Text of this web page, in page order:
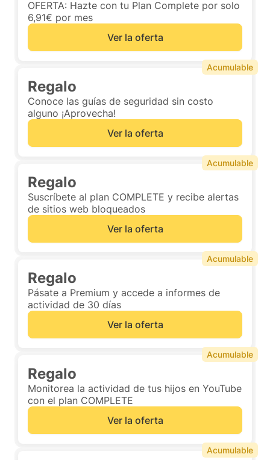
OFERTA: Hazte con tu Plan Complete por solo
6,91€ por mes
Ver la oferta
Regalo
Conoce las guías de seguridad sin costo
alguno ¡Aprovecha!
Ver la oferta
Acumulable
Regalo
Suscríbete al plan COMPLETE y recibe alertas
de sitios web bloqueados
Ver la oferta
Acumulable
Regalo
Pásate a Premium y accede a informes de
actividad de 30 días
Ver la oferta
Acumulable
Regalo
Monitorea la actividad de tus hijos en YouTube
con el plan COMPLETE
Ver la oferta
Acumulable
Acumulable